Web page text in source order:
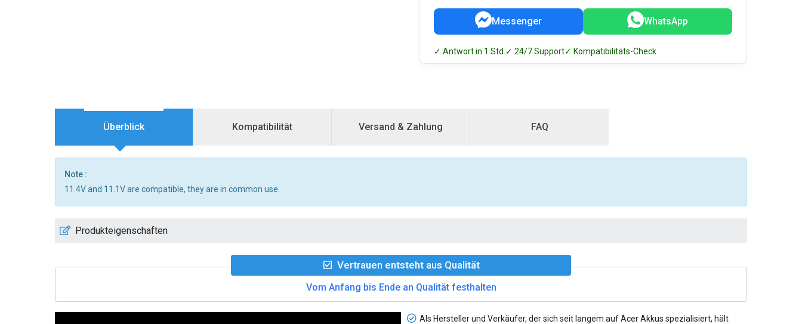
Messenger WhatsApp
✓ Antwort in 1 Std. ✓ 24/7 Support✓ Kompatibilitäts-Check
Überblick Kompatibilität Versand & Zahlung FAQ
Note :
11.4V and 11.1V are compatible, they are in common use.
Produkteigenschaften
Vertrauen entsteht aus Qualität
Vom Anfang bis Ende an Qualität festhalten
Als Hersteller und Verkäufer, der sich seit langem auf Acer Akkus spezialisiert, hält